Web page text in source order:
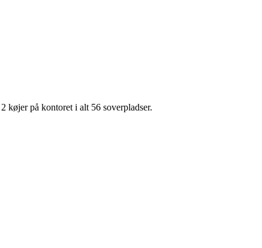
køjer på kontoret i alt 56 soverpladser.